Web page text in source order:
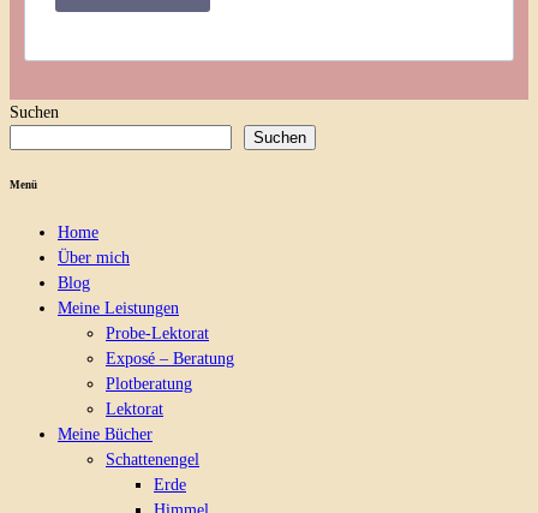
Suchen
Suchen
Menü
Home
Über mich
Blog
Meine Leistungen
Probe-Lektorat
Exposé – Beratung
Plotberatung
Lektorat
Meine Bücher
Schattenengel
Erde